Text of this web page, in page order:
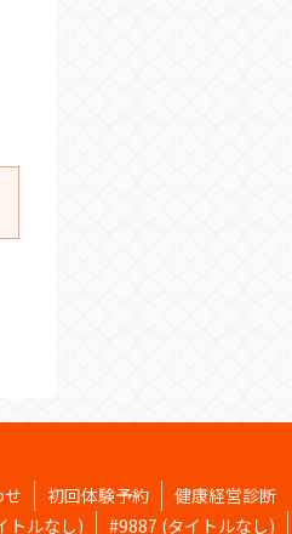
せ 初回体験予約
健康経営診断
トルなし)
#9887 (タイトルなし)